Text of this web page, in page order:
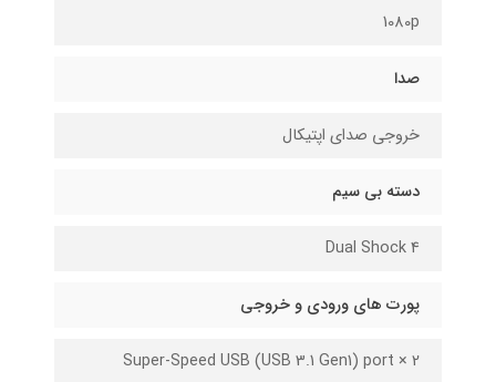
1080p
صدا
خروجی صدای اپتیکال
دسته بی سیم
Dual Shock 4
پورت های ورودی و خروجی
Super-Speed USB (USB 3.1 Gen1) port × 2